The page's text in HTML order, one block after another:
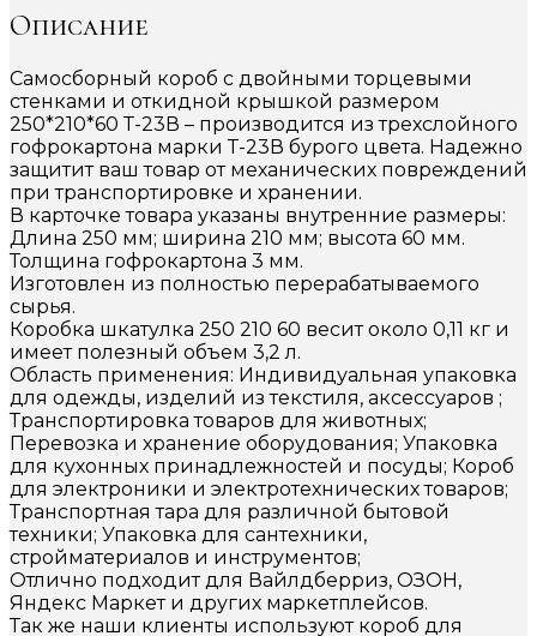
Описание
Самосборный короб с двойными торцевыми
стенками и откидной крышкой размером
250*210*60 Т-23В – производится из трехслойного
гофрокартона марки Т-23В бурого цвета. Надежно
защитит ваш товар от механических повреждений
при транспортировке и хранении.
В карточке товара указаны внутренние размеры:
Длина 250 мм; ширина 210 мм; высота 60 мм.
Толщина гофрокартона 3 мм.
Изготовлен из полностью перерабатываемого
сырья.
Коробка шкатулка 250 210 60 весит около 0,11 кг и
имеет полезный объем 3,2 л.
Область применения: Индивидуальная упаковка
для одежды, изделий из текстиля, аксессуаров ;
Транспортировка товаров для животных;
Перевозка и хранение оборудования; Упаковка
для кухонных принадлежностей и посуды; Короб
для электроники и электротехнических товаров;
Транспортная тара для различной бытовой
техники; Упаковка для сантехники,
стройматериалов и инструментов;
Отлично подходит для Вайлдберриз, ОЗОН,
Яндекс Маркет и других маркетплейсов.
Так же наши клиенты используют короб для